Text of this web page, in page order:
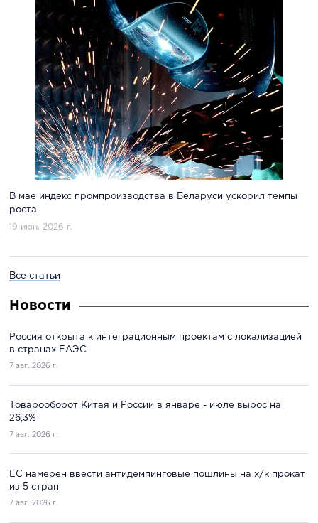
В мае индекс промпроизводства в Беларуси ускорил темпы
роста
19 июн. 2026 г.
Все статьи
Новости
Россия открыта к интеграционным проектам с локализацией
в странах ЕАЭС
7 авг. 2026 г.
Товарооборот Китая и России в январе - июле вырос на
26,3%
7 авг. 2026 г.
ЕС намерен ввести антидемпинговые пошлины на х/к прокат
из 5 стран
7 авг. 2026 г.